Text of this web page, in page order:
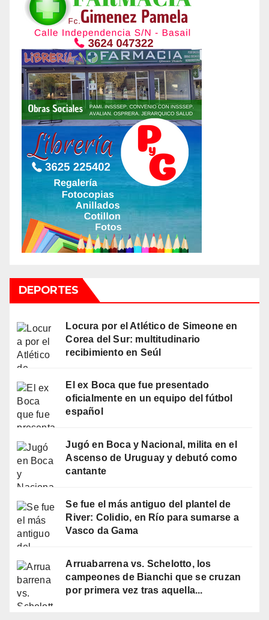
DEPORTES
Locura por el Atlético de Simeone en
Corea del Sur: multitudinario
recibimiento en Seúl
El ex Boca que fue presentado
oficialmente en un equipo del fútbol
español
Jugó en Boca y Nacional, milita en el
Ascenso de Uruguay y debutó como
cantante
Se fue el más antiguo del plantel de
River: Colidio, en Río para sumarse a
Vasco da Gama
Arruabarrena vs. Schelotto, los
campeones de Bianchi que se cruzan
por primera vez tras aquella...